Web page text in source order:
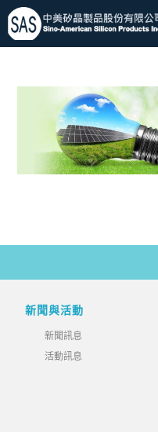
新聞與活動
新聞訊息
活動訊息